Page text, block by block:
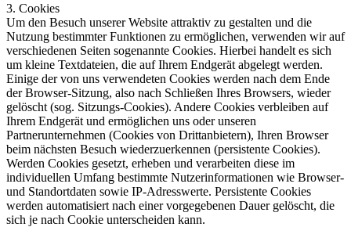
3. Cookies
Um den Besuch unserer Website attraktiv zu gestalten und die
Nutzung bestimmter Funktionen zu ermöglichen, verwenden wir auf
verschiedenen Seiten sogenannte Cookies. Hierbei handelt es sich
um kleine Textdateien, die auf Ihrem Endgerät abgelegt werden.
Einige der von uns verwendeten Cookies werden nach dem Ende
der Browser-Sitzung, also nach Schließen Ihres Browsers, wieder
gelöscht (sog. Sitzungs-Cookies). Andere Cookies verbleiben auf
Ihrem Endgerät und ermöglichen uns oder unseren
Partnerunternehmen (Cookies von Drittanbietern), Ihren Browser
beim nächsten Besuch wiederzuerkennen (persistente Cookies).
Werden Cookies gesetzt, erheben und verarbeiten diese im
individuellen Umfang bestimmte Nutzerinformationen wie Browser-
und Standortdaten sowie IP-Adresswerte. Persistente Cookies
werden automatisiert nach einer vorgegebenen Dauer gelöscht, die
sich je nach Cookie unterscheiden kann.